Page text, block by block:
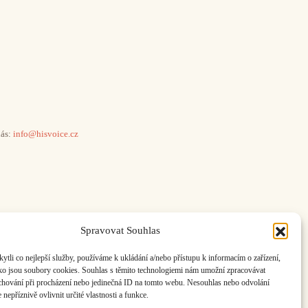
Spravovat Souhlas
co nejlepší služby, používáme k ukládání a/nebo přístupu k informacím o zařízení,
jsou soubory cookies. Souhlas s těmito technologiemi nám umožní zpracovávat
při procházení nebo jedinečná ID na tomto webu. Nesouhlas nebo odvolání
nepříznivě ovlivnit určité vlastnosti a funkce.
info@hisvoice.cz